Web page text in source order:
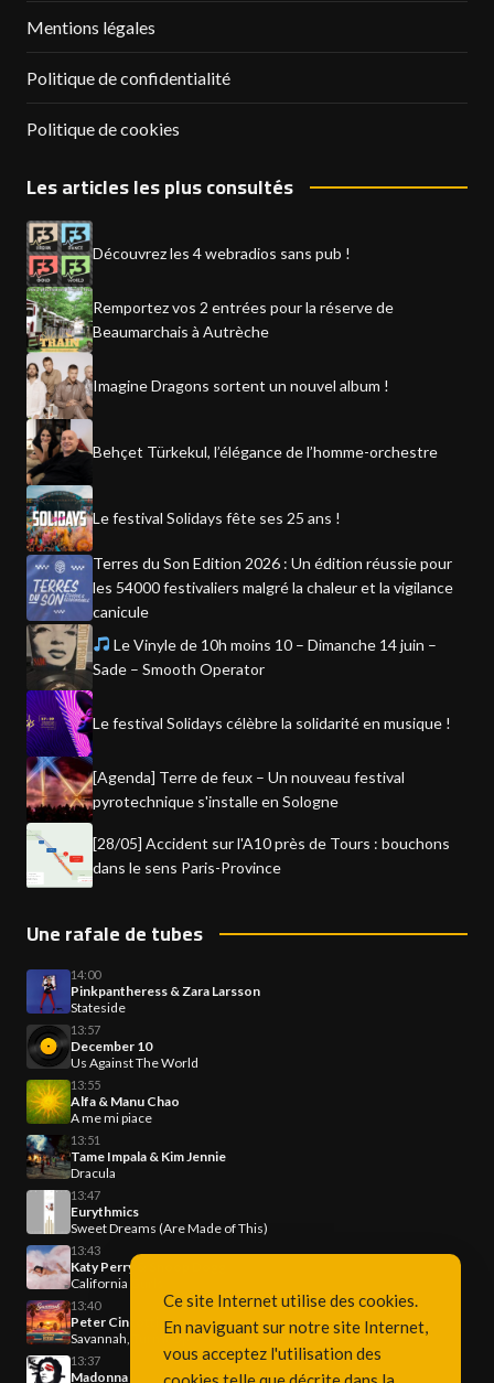
Mentions légales
Politique de confidentialité
Politique de cookies
Les articles les plus consultés
Découvrez les 4 webradios sans pub !
Remportez vos 2 entrées pour la réserve de
Beaumarchais à Autrèche
Imagine Dragons sortent un nouvel album !
Behçet Türkekul, l’élégance de l’homme-orchestre
Le festival Solidays fête ses 25 ans !
Terres du Son Edition 2026 : Un édition réussie pour
les 54000 festivaliers malgré la chaleur et la vigilance
canicule
Le Vinyle de 10h moins 10 – Dimanche 14 juin –
Sade – Smooth Operator
Le festival Solidays célèbre la solidarité en musique !
[Agenda] Terre de feux – Un nouveau festival
pyrotechnique s'installe en Sologne
[28/05] Accident sur l'A10 près de Tours : bouchons
dans le sens Paris-Province
Une rafale de tubes
14:00
Pinkpantheress & Zara Larsson
Stateside
13:57
December 10
Us Against The World
13:55
Alfa & Manu Chao
A me mi piace
13:51
Tame Impala & Kim Jennie
Dracula
13:47
Eurythmics
Sweet Dreams (Are Made of This)
13:43
Katy Perry & Snoop Dogg
California Gurls
13:40
Peter Cincotti
Savannah, Turn It Up!
13:37
Madonna
Ce site Internet utilise des cookies.
En naviguant sur notre site Internet,
vous acceptez l'utilisation des